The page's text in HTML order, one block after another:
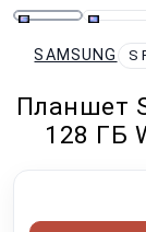
Home
Search
Categories
SAMSUNG S
Планшет
128 ГБ